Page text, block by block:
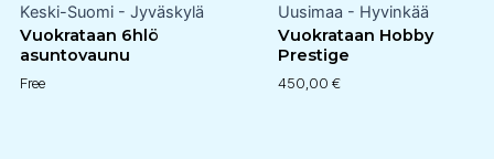
Keski-Suomi - Jyväskylä
Vuokrataan 6hlö
asuntovaunu
Free
Uusimaa - Hyvinkää
Vuokrataan Hobby
Prestige
450,00 €